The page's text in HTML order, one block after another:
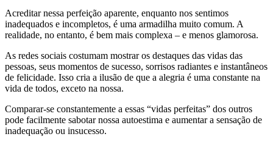
Acreditar nessa perfeição aparente, enquanto nos sentimos
inadequados e incompletos, é uma armadilha muito comum. A
realidade, no entanto, é bem mais complexa – e menos glamorosa.
As redes sociais costumam mostrar os destaques das vidas das
pessoas, seus momentos de sucesso, sorrisos radiantes e instantâneos
de felicidade. Isso cria a ilusão de que a alegria é uma constante na
vida de todos, exceto na nossa.
Comparar-se constantemente a essas “vidas perfeitas” dos outros
pode facilmente sabotar nossa autoestima e aumentar a sensação de
inadequação ou insucesso.